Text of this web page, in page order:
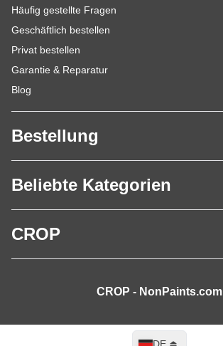
Häufig gestellte Fragen
Geschäftlich bestellen
Privat bestellen
Garantie & Reparatur
Blog
Bestellung
Beliebte Kategorien
CROP
CROP - NonPaints.com
Sprache